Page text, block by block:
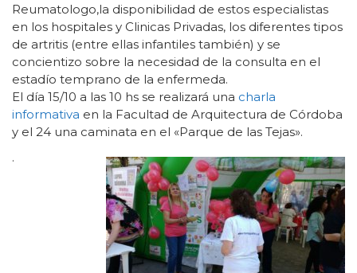
Reumatologo,la disponibilidad de estos especialistas
en los hospitales y Clinicas Privadas, los diferentes tipos
de artritis (entre ellas infantiles también) y se
concientizo sobre la necesidad de la consulta en el
estadío temprano de la enfermeda.
El día 15/10 a las 10 hs se realizará una charla
informativa en la Facultad de Arquitectura de Córdoba
y el 24 una caminata en el «Parque de las Tejas».
.